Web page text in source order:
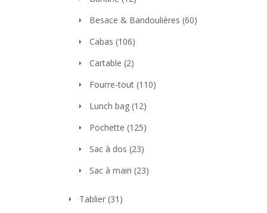
Besace & Bandoulières (60)
Cabas (106)
Cartable (2)
Fourre-tout (110)
Lunch bag (12)
Pochette (125)
Sac à dos (23)
Sac à main (23)
Tablier (31)